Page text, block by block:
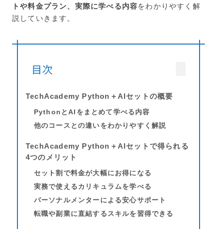
トや料金プラン、実際に学べる内容をわかりやすく解
説していきます。
目次
TechAcademy Python＋AIセットの概要
PythonとAIをまとめて学べる内容
他のコースとの違いをわかりやすく解説
TechAcademy Python＋AIセットで得られる
4つのメリット
セット割で料金が大幅にお得になる
実務で使えるカリキュラムを学べる
パーソナルメンターによる安心サポート
転職や副業に直結するスキルを習得できる